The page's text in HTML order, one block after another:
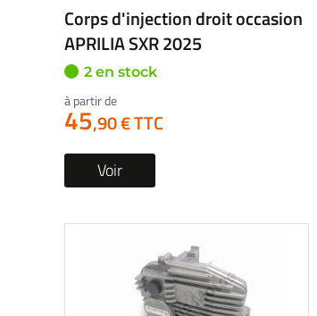
Corps d'injection droit occasion
APRILIA SXR 2025
2 en stock
à partir de
45,90 € TTC
Voir